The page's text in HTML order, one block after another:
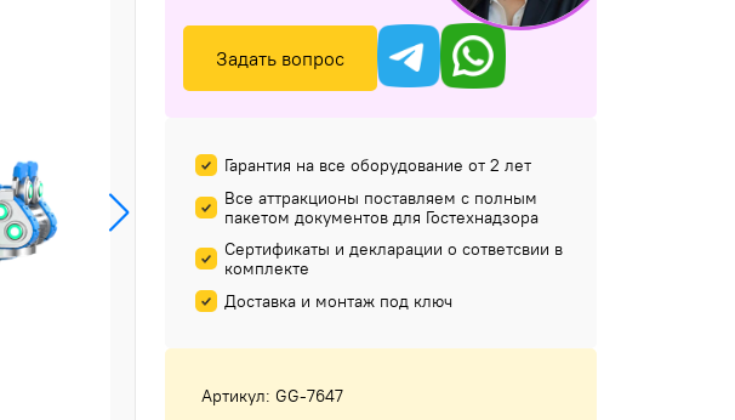
Задать вопрос
Гарантия на все оборудование от 2 лет
Все аттракционы поставляем с полным
пакетом документов для Гостехнадзора
Сертификаты и декларации о сответсвии в
комплекте
Доставка и монтаж под ключ
Артикул: GG-7647